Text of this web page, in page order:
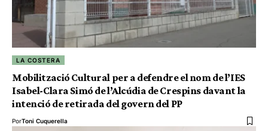
LA COSTERA
Mobilització Cultural per a defendre el nom de l’IES
Isabel-Clara Simó de l’Alcúdia de Crespins davant la
intenció de retirada del govern del PP
PorToni Cuquerella